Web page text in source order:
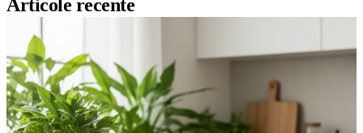
Articole recente